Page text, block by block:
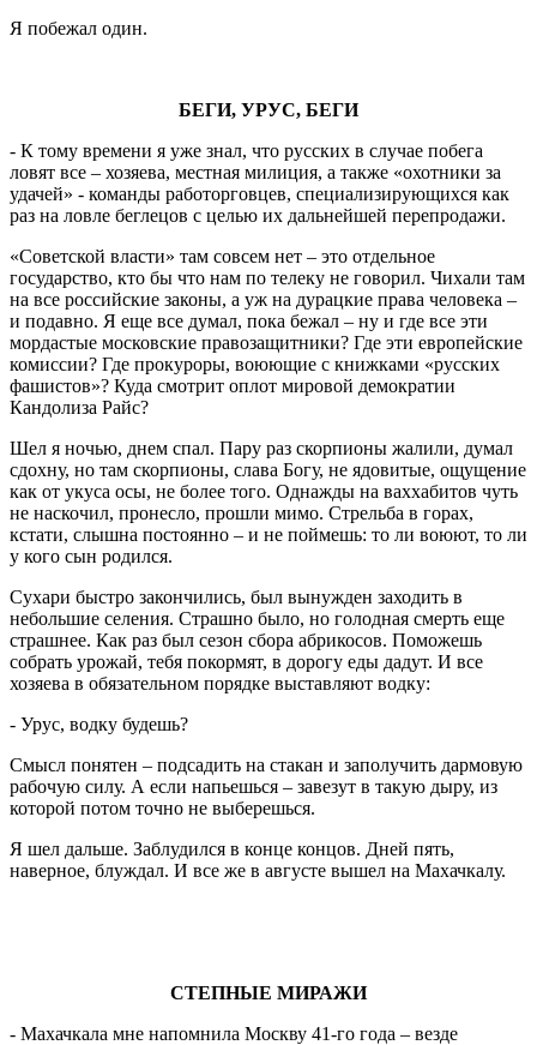
Я побежал один.
БЕГИ, УРУС, БЕГИ
- К тому времени я уже знал, что русских в случае побега
ловят все – хозяева, местная милиция, а также «охотники за
удачей» - команды работорговцев, специализирующихся как
раз на ловле беглецов с целью их дальнейшей перепродажи.
«Советской власти» там совсем нет – это отдельное
государство, кто бы что нам по телеку не говорил. Чихали там
на все российские законы, а уж на дурацкие права человека –
и подавно. Я еще все думал, пока бежал – ну и где все эти
мордастые московские правозащитники? Где эти европейские
комиссии? Где прокуроры, воюющие с книжками «русских
фашистов»? Куда смотрит оплот мировой демократии
Кандолиза Райс?
Шел я ночью, днем спал. Пару раз скорпионы жалили, думал
сдохну, но там скорпионы, слава Богу, не ядовитые, ощущение
как от укуса осы, не более того. Однажды на ваххабитов чуть
не наскочил, пронесло, прошли мимо. Стрельба в горах,
кстати, слышна постоянно – и не поймешь: то ли воюют, то ли
у кого сын родился.
Сухари быстро закончились, был вынужден заходить в
небольшие селения. Страшно было, но голодная смерть еще
страшнее. Как раз был сезон сбора абрикосов. Поможешь
собрать урожай, тебя покормят, в дорогу еды дадут. И все
хозяева в обязательном порядке выставляют водку:
- Урус, водку будешь?
Смысл понятен – подсадить на стакан и заполучить дармовую
рабочую силу. А если напьешься – завезут в такую дыру, из
которой потом точно не выберешься.
Я шел дальше. Заблудился в конце концов. Дней пять,
наверное, блуждал. И все же в августе вышел на Махачкалу.
СТЕПНЫЕ МИРАЖИ
- Махачкала мне напомнила Москву 41-го года – везде